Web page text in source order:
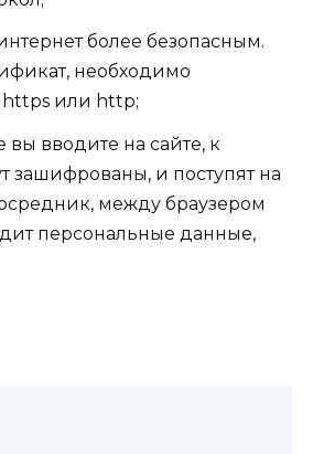
более безопасным.
необходимо
https или http;
вы вводите на сайте, к
зашифрованы, и поступят на
между браузером
персональные данные,